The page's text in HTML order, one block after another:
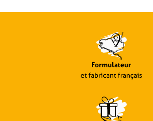
Formulateur
et fabricant français